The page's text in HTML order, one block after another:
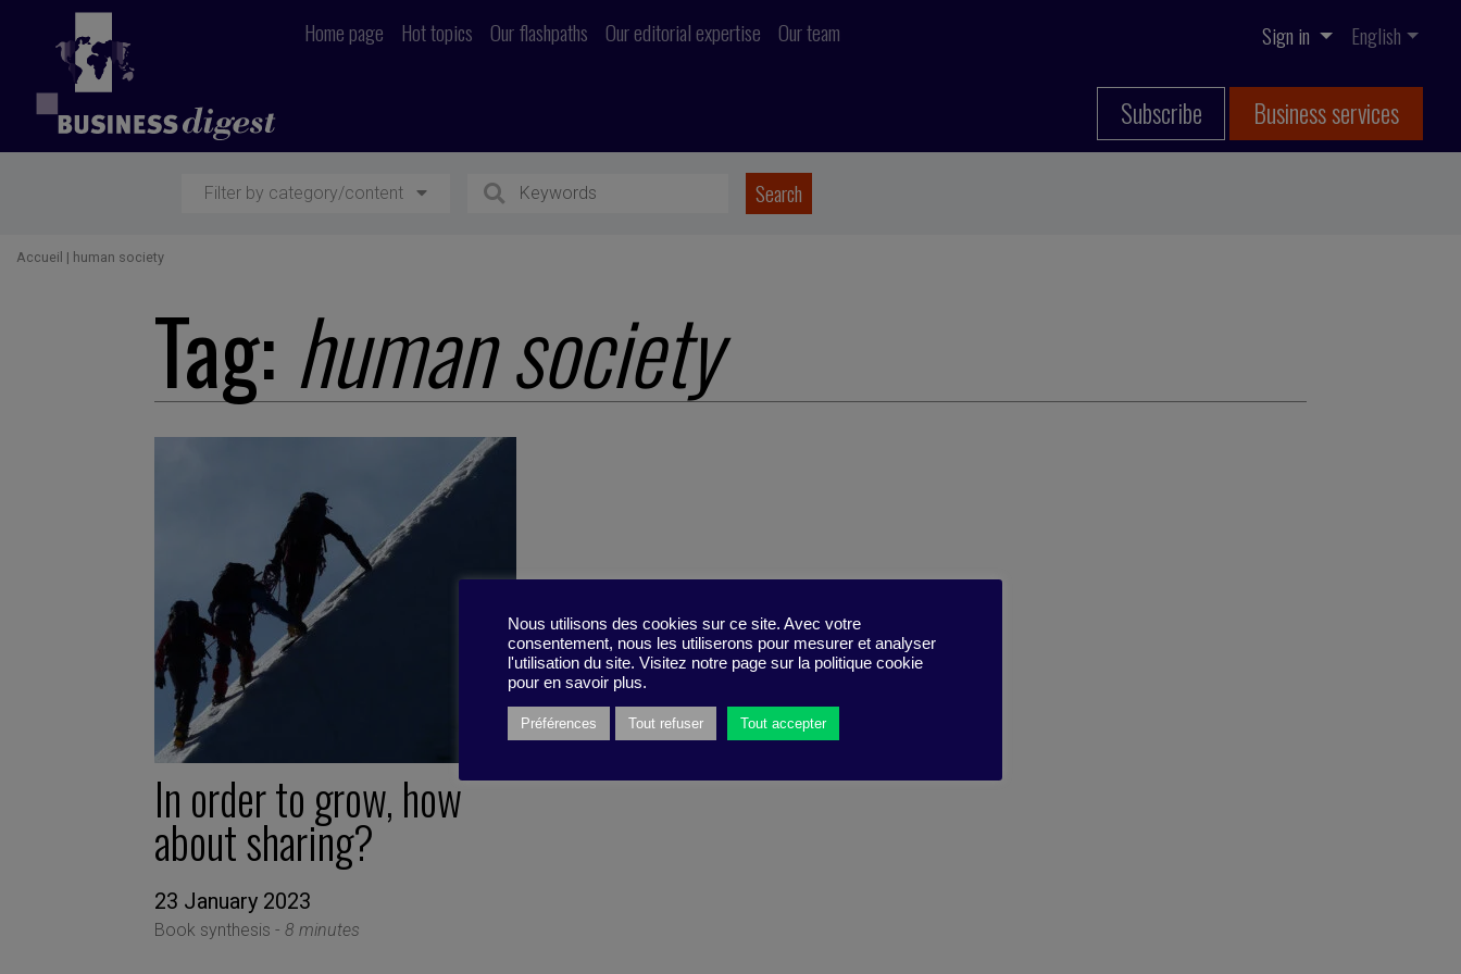
Home page Hot topics Our flashpaths Our editorial expertise Our team Sign in English
Subscribe Business services
Filter by category/content
Accueil | human society
Tag: human society
In order to grow, how
about sharing?
23 January 2023
Book synthesis - 8 minutes
Nous utilisons des cookies sur ce site. Avec votre
consentement, nous les utiliserons pour mesurer et analyser
l'utilisation du site. Visitez notre page sur la politique cookie
pour en savoir plus.
Préférences Tout refuser Tout accepter